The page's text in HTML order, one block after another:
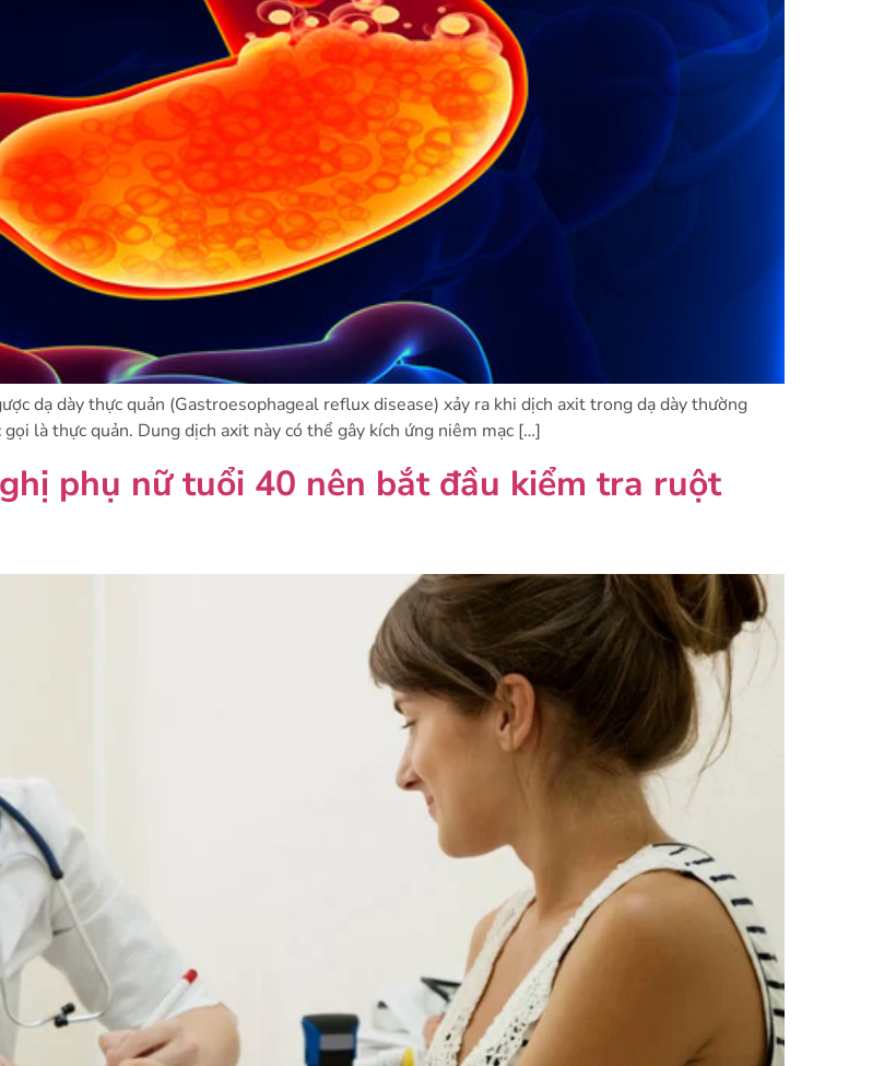
dạ dày thực quản (Gastroesophageal reflux disease) xảy ra khi dịch axit trong dạ dày thường
là thực quản. Dung dịch axit này có thể gây kích ứng niêm mạc […]
phụ nữ tuổi 40 nên bắt đầu kiểm tra ruột